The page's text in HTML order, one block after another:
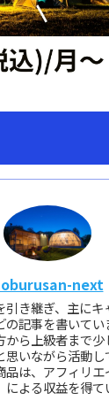
next
引き継ぎ、主にキ
の記事を書いてい
から上級者まで
いながら活動し
品は、アフィリ
よる収益を得て